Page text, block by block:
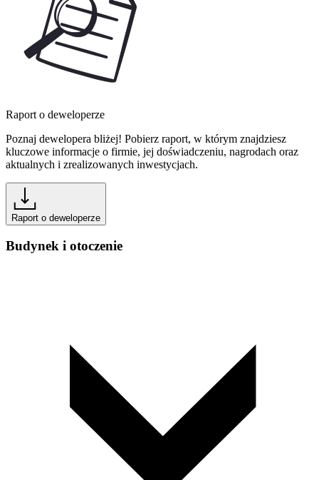
Raport o deweloperze
Poznaj dewelopera bliżej! Pobierz raport, w którym znajdziesz
kluczowe informacje o firmie, jej doświadczeniu, nagrodach oraz
aktualnych i zrealizowanych inwestycjach.
Raport o deweloperze
Budynek i otoczenie